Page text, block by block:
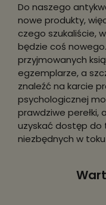
Do naszego
nowe produkty,
czego szukaliście,
będzie coś
przyjmowanych
egzemplarze, a
znaleźć na karcie
psychologicznej
prawdziwe perełki,
uzyskać dostęp do
niezbędnych w